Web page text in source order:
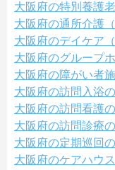
大阪府の特別養護
大阪府の通所介護
大阪府のデイケア
大阪府のグループ
大阪府の障がい者
大阪府の訪問入浴
大阪府の訪問看護
大阪府の訪問診療
大阪府の定期巡回
大阪府のケアハウ